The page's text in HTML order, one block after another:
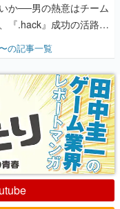
か──男の熱意はチーム
『.hack』成功の活路を
・松山 洋に流れる血は
だった【若ゲのいた
の記事一覧